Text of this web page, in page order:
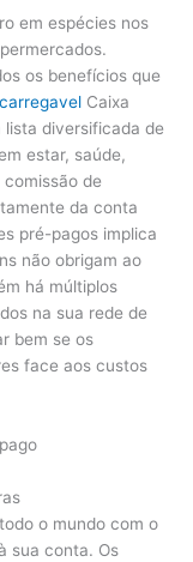
em espécies nos
os benefícios que
Caixa
lista diversificada de
estar, saúde,
de
da conta
pré-pagos implica
não obrigam ao
há múltiplos
na sua rede de
bem se os
face aos custos
o mundo com o
sua conta. Os